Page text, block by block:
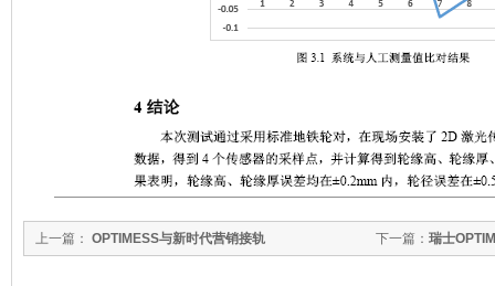
下一篇： 瑞士
上一篇： OPTIMESS与新时代营销接轨